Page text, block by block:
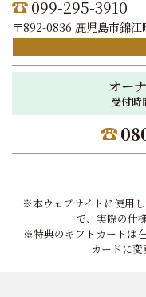
099-295-3910
〒892-0836 鹿児島市錦江
オー
受付時
※本ウェブサイトに使用
で、実際の仕
※特典のギフトカードは
カードに変